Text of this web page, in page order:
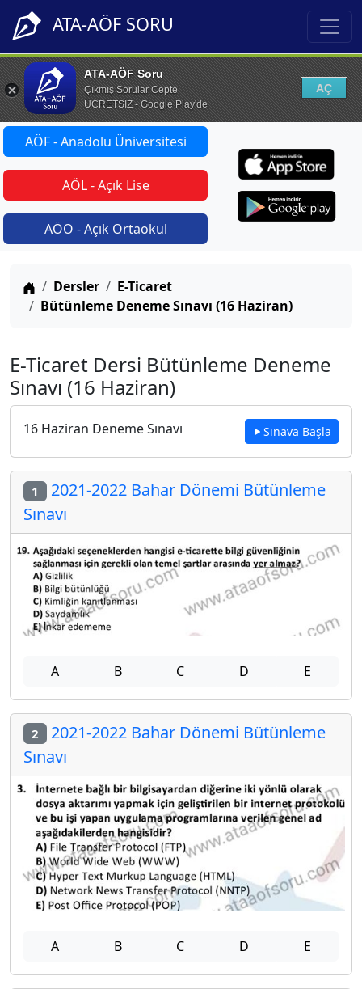
ATA-AÖF SORU
ATA-AÖF Soru
Çıkmış Sorular Cepte
ÜCRETSİZ - Google Play'de
AÇ
AÖF - Anadolu Üniversitesi
AÖL - Açık Lise
AÖO - Açık Ortaokul
Anasayfa
Dersler
E-Ticaret
Bütünleme Deneme Sınavı (16 Haziran)
E-Ticaret Dersi Bütünleme Deneme
Sınavı (16 Haziran)
16 Haziran Deneme Sınavı Sınava Başla
1 2021-2022 Bahar Dönemi Bütünleme
Sınavı
A B C D E
2 2021-2022 Bahar Dönemi Bütünleme
Sınavı
A B C D E